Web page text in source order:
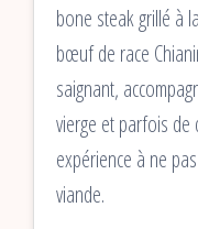
bone steak grillé à
bœuf de race
saignant,
vierge et parfois de
expérience à ne
viande.